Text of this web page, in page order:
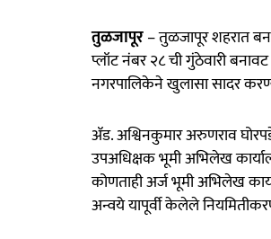
तुळजापूर– तुळजापूर शहरात
प्लॉट नंबर २८ ची गुंठेवारी
नगरपालिकेने खुलासा सादर
ॲड. अश्विनकुमार अरुणराव
उपअधिक्षक भूमी अभिलेख
कोणताही अर्ज भूमी अभिलेख
अन्वये यापूर्वी केलेले